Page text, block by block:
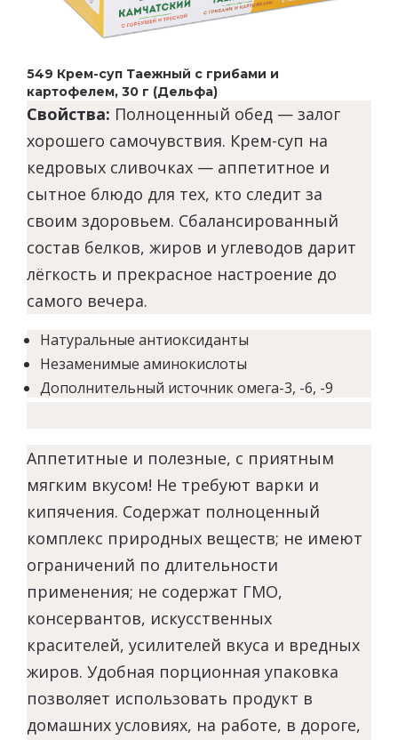
549 Крем-суп Таежный с грибами и
картофелем, 30 г (Дельфа)
Свойства: Полноценный обед — залог
хорошего самочувствия. Крем-суп на
кедровых сливочках — аппетитное и
сытное блюдо для тех, кто следит за
своим здоровьем. Сбалансированный
состав белков, жиров и углеводов дарит
лёгкость и прекрасное настроение до
самого вечера.
Натуральные антиоксиданты
Незаменимые аминокислоты
Дополнительный источник омега-3, -6, -9
Аппетитные и полезные, с приятным
мягким вкусом! Не требуют варки и
кипячения. Содержат полноценный
комплекс природных веществ; не имеют
ограничений по длительности
применения; не содержат ГМО,
консервантов, искусственных
красителей, усилителей вкуса и вредных
жиров. Удобная порционная упаковка
позволяет использовать продукт в
домашних условиях, на работе, в дороге,